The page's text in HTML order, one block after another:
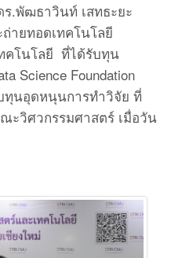
.พัฒธาวินท์ เสทธะยะ
ายทอดเทคโนโลยี
คโนโลยี ที่ได้รับทุน
Science Foundation
ทุนอุดหนุนการทำวิจัย ที่
ะวิศวกรรมศาสตร์ เมื่อวัน